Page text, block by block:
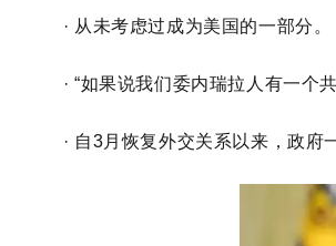
· 从未考虑过 成为美国的一部分。
·“如果说我们委内瑞拉人有一个
· 自3月恢复外交关系以来，政府